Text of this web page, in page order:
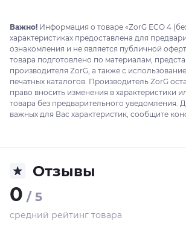
Важно! Информация о товаре «ZorG ECO 4
характеристиках предоставлена для
ознакомления и не является публичной
товара подготовлено по материалам,
производителя ZorG, а также с
печатных каталогов. Производитель ZorG
право вносить изменения в характеристики
товара без предварительного уведомления.
важных для Вас характеристик, сообщите
Отзывы
0 / 5
средний рейтинг товара